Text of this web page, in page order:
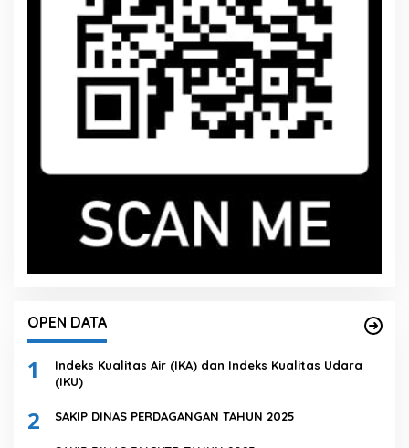
OPEN DATA
1
Indeks Kualitas Air (IKA) dan Indeks Kualitas Udara
(IKU)
2 SAKIP DINAS PERDAGANGAN TAHUN 2025